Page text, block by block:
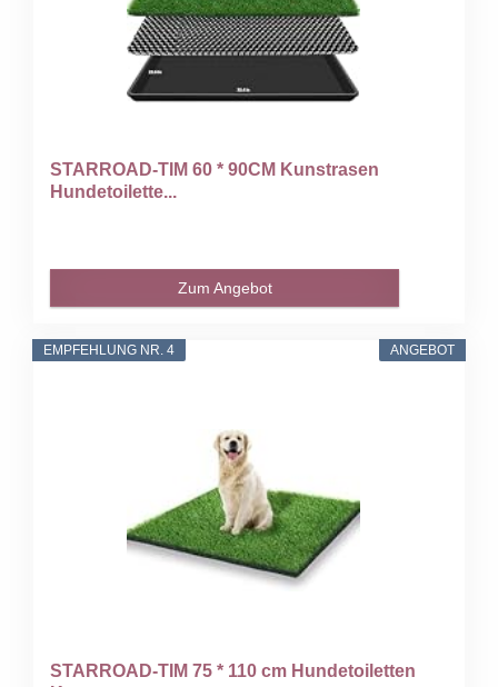
STARROAD-TIM 60 * 90CM Kunstrasen
Hundetoilette...
Zum Angebot
ANGEBOT
EMPFEHLUNG NR. 4
STARROAD-TIM 75 * 110 cm Hundetoiletten